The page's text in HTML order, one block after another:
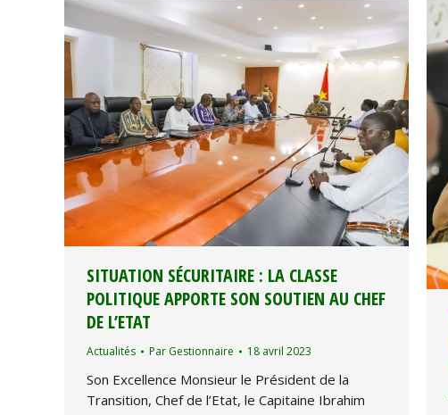
SITUATION SÉCURITAIRE : LA CLASSE
POLITIQUE APPORTE SON SOUTIEN AU CHEF
DE L’ETAT
Actualités Par Gestionnaire 18 avril 2023
Son Excellence Monsieur le Président de la
Transition, Chef de l’Etat, le Capitaine Ibrahim